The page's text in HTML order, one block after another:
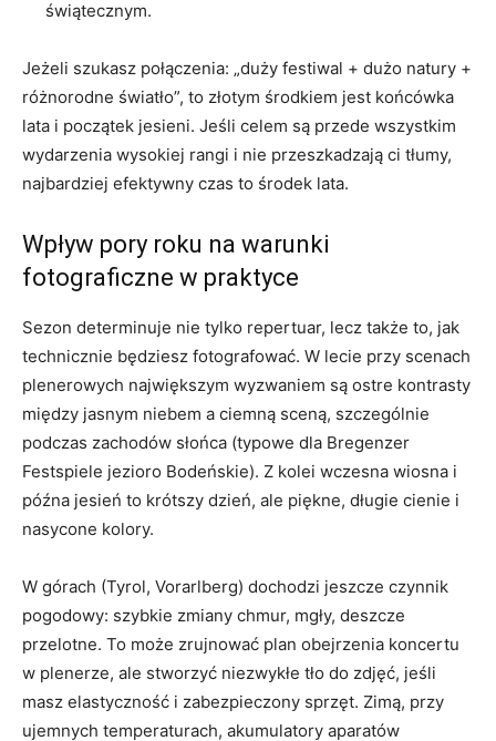
świątecznym.
Jeżeli szukasz połączenia: „duży festiwal + dużo natury +
różnorodne światło”, to złotym środkiem jest końcówka
lata i początek jesieni. Jeśli celem są przede wszystkim
wydarzenia wysokiej rangi i nie przeszkadzają ci tłumy,
najbardziej efektywny czas to środek lata.
Wpływ pory roku na warunki
fotograficzne w praktyce
Sezon determinuje nie tylko repertuar, lecz także to, jak
technicznie będziesz fotografować. W lecie przy scenach
plenerowych największym wyzwaniem są ostre kontrasty
między jasnym niebem a ciemną sceną, szczególnie
podczas zachodów słońca (typowe dla Bregenzer
Festspiele jezioro Bodeńskie). Z kolei wczesna wiosna i
późna jesień to krótszy dzień, ale piękne, długie cienie i
nasycone kolory.
W górach (Tyrol, Vorarlberg) dochodzi jeszcze czynnik
pogodowy: szybkie zmiany chmur, mgły, deszcze
przelotne. To może zrujnować plan obejrzenia koncertu
w plenerze, ale stworzyć niezwykłe tło do zdjęć, jeśli
masz elastyczność i zabezpieczony sprzęt. Zimą, przy
ujemnych temperaturach, akumulatory aparatów